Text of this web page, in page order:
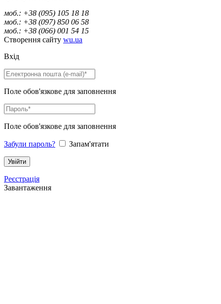
моб.: +38 (095) 105 18 18
моб.: +38 (097) 850 06 58
моб.: +38 (066) 001 54 15
Створення сайту wu.ua
Вхід
Поле обов'язкове для заповнення
Поле обов'язкове для заповнення
Забули пароль? Запам'ятати
Реєстрація
Завантаження